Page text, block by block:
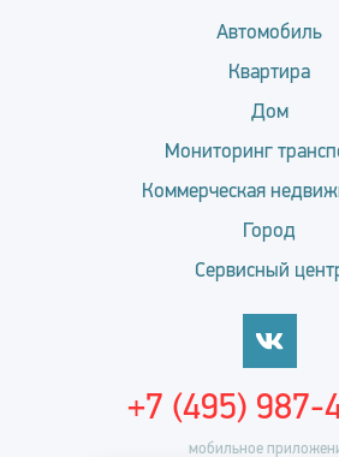
Автомобиль
Квартира
Дом
Мониторинг
Коммерческая
Город
Сервисный
мобильное
+7 (495) 987-